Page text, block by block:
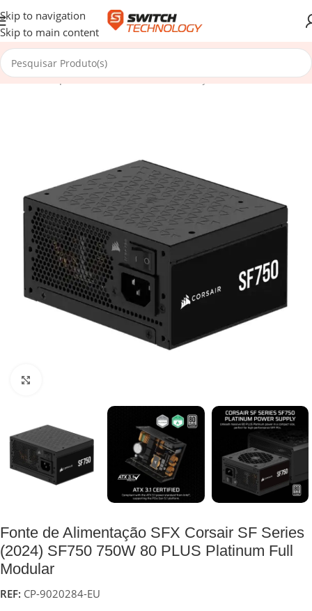
Skip to navigation
Skip to main content
Início/Componentes/Fontes de Alimentação/Fontes SFX
Fonte de Alimentação SFX Corsair SF Series
(2024) SF750 750W 80 PLUS Platinum Full
Modular
REF: CP-9020284-EU